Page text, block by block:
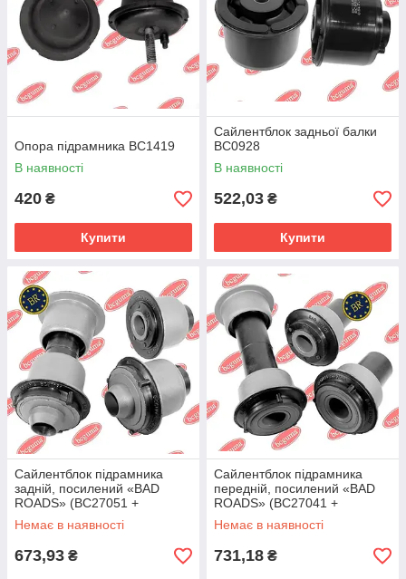
Опора підрамника BC1419
В наявності
420 ₴
Купити
Сайлентблок задньої балки
BC0928
В наявності
522,03 ₴
Купити
Сайлентблок підрамника
задній, посилений «BAD
ROADS» (BC27051 +
BC27052) BC2705
Немає в наявності
673,93 ₴
Сайлентблок підрамника
передній, посилений «BAD
ROADS» (BC27041 +
BC27042) BC2704
Немає в наявності
731,18 ₴